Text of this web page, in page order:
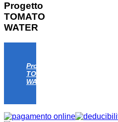
Progetto
TOMATO
WATER
Progetto
TOMATO
WATER